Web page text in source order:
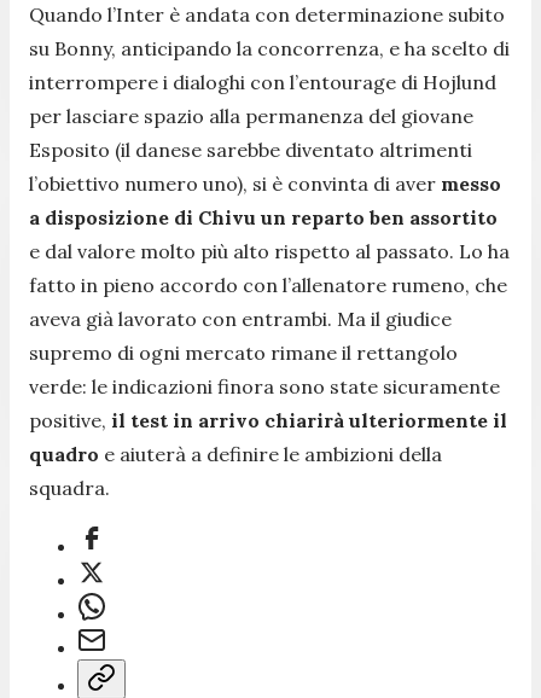
Quando l’Inter è andata con determinazione subito
su Bonny, anticipando la concorrenza, e ha scelto di
interrompere i dialoghi con l’entourage di Hojlund
per lasciare spazio alla permanenza del giovane
Esposito (il danese sarebbe diventato altrimenti
l’obiettivo numero uno), si è convinta di aver messo
a disposizione di Chivu un reparto ben assortito
e dal valore molto più alto rispetto al passato. Lo ha
fatto in pieno accordo con l’allenatore rumeno, che
aveva già lavorato con entrambi. Ma il giudice
supremo di ogni mercato rimane il rettangolo
verde: le indicazioni finora sono state sicuramente
positive, il test in arrivo chiarirà ulteriormente il
quadro e aiuterà a definire le ambizioni della
squadra.